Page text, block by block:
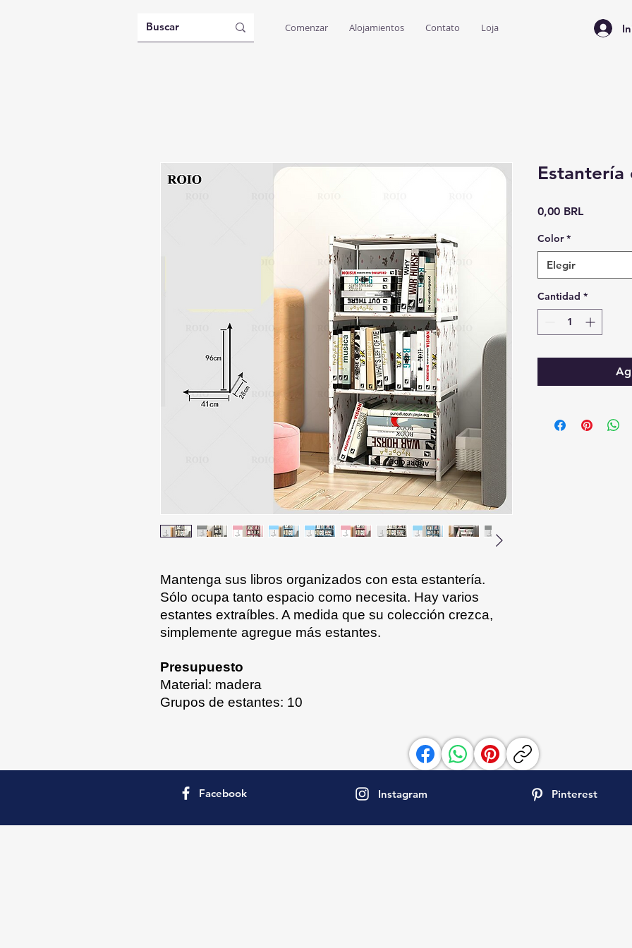
Comenzar Alojamientos Contato Loja
Mantenga sus libros organizados con esta estantería.
Sólo ocupa tanto espacio como necesita. Hay varios
estantes extraíbles. A medida que su colección crezca,
simplemente agregue más estantes.
Presupuesto
Material: madera
Grupos de estantes: 10
0,00 BRL
Color *
Elegir
Cantidad *
Facebook Instagram Pinterest